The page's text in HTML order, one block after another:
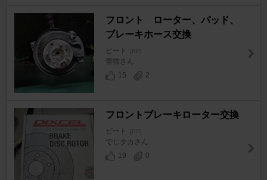
フロント ローター、パッド、
ブレーキホース交換
ビート [PP]
蕾猫さん
15
2
フロントブレーキローター交換
ビート [PP]
でじタカさん
19
0